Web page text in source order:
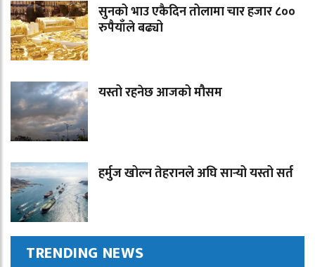
सुनको भाउ एकैदिन तोलामा चार हजार ८००
रुपैयाँले बढ्यो
यस्तो रहनेछ आजको मौसम
हर्मुज खोल्न तेहरानले अघि सार्‍यो यस्तो सर्त
TRENDING NEWS